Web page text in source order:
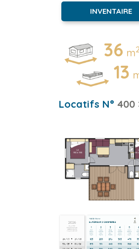
INVENTAIRE
36 m
13
Locatifs N° 400